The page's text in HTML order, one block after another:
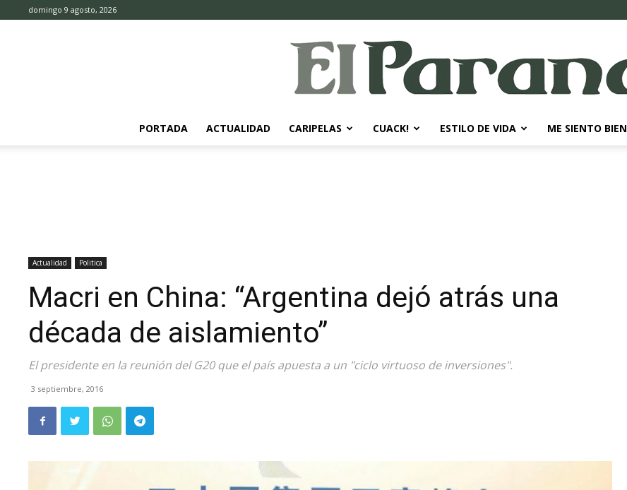
domingo 9 agosto, 2026
PORTADA ACTUALIDAD CARIPELAS CUACK! ESTILO DE VIDA ME SIENTO BIEN
Actualidad Politica
Macri en China: “Argentina dejó atrás una
década de aislamiento”
El presidente en la reunión del G20 que el país apuesta a un "ciclo virtuoso de inversiones".
3 septiembre, 2016